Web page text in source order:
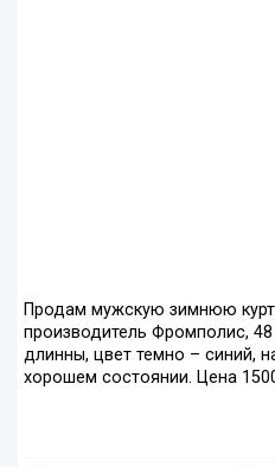
Продам мужскую зимнюю
производитель Фромполис,
длинны, цвет темно – синий,
хорошем состоянии. Цена